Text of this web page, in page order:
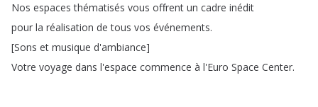
Nos espaces thématisés vous offrent un cadre inédit
pour la réalisation de tous vos événements.
[Sons et musique d'ambiance]
Votre voyage dans l'espace commence à l'Euro Space Center.